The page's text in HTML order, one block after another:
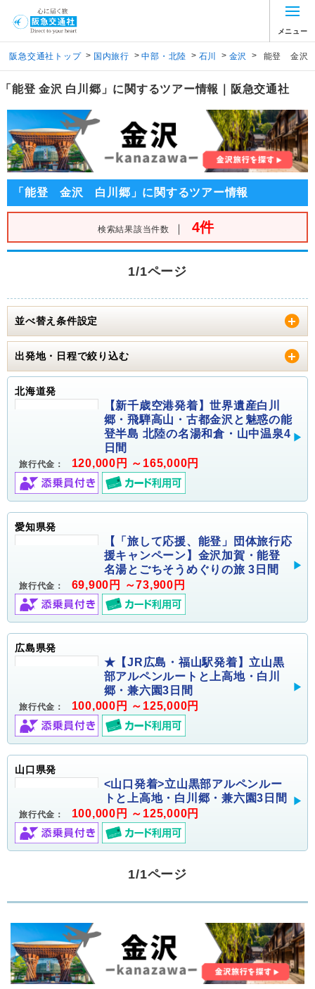
メニュー
阪急交通社トップ > 国内旅行 > 中部・北陸 > 石川 > 金沢 > 能登 金沢
「能登 金沢 白川郷」に関するツアー情報｜阪急交通社
「能登 金沢 白川郷」に関するツアー情報
検索結果該当件数 ｜ 4件
1/1ページ
並べ替え条件設定
出発地・日程で絞り込む
北海道発
【新千歳空港発着】世界遺産白川
郷・飛騨高山・古都金沢と魅惑の能
登半島 北陸の名湯和倉・山中温泉4
日間
旅行代金： 120,000円 ～165,000円
愛知県発
【「旅して応援、能登」団体旅行応
援キャンペーン】金沢加賀・能登
名湯とごちそうめぐりの旅 3日間
旅行代金： 69,900円 ～73,900円
広島県発
★【JR広島・福山駅発着】立山黒
部アルペンルートと上高地・白川
郷・兼六園3日間
旅行代金： 100,000円 ～125,000円
山口県発
<山口発着>立山黒部アルペンルー
トと上高地・白川郷・兼六園3日間
旅行代金： 100,000円 ～125,000円
1/1ページ